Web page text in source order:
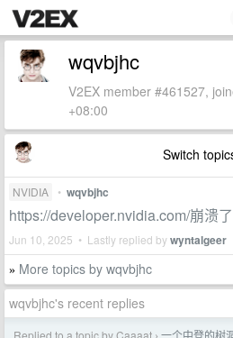
wqvbjhc
V2EX member #461527,
+08:00
Switch
NVIDIA • wqvbjhc
https://developer.nvidia.com/崩溃了
Jun 10, 2025 • Lastly replied bywyntalgeer
» More topics by wqvbjhc
wqvbjhc's recent replies
Replied to a topic by Caaaat 一个中登的树